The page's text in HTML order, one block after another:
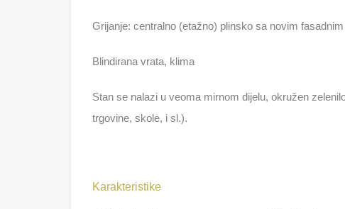
Grijanje: centralno (etažno) plinsko sa novim
Blindirana vrata, klima
Stan se nalazi u veoma mirnom dijelu, okružen
trgovine, skole, i sl.).
Karakteristike